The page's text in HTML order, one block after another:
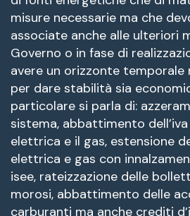
misure necessarie ma che
associate anche alle ulteriori
Governo o in fase di
avere un orizzonte temporale
per dare stabilità sia
particolare si parla di:
sistema, abbattimento dell’iva
elettrica e il gas, estensione
elettrica e gas con
isee, rateizzazione delle
morosi, abbattimento delle
carburanti ma anche crediti